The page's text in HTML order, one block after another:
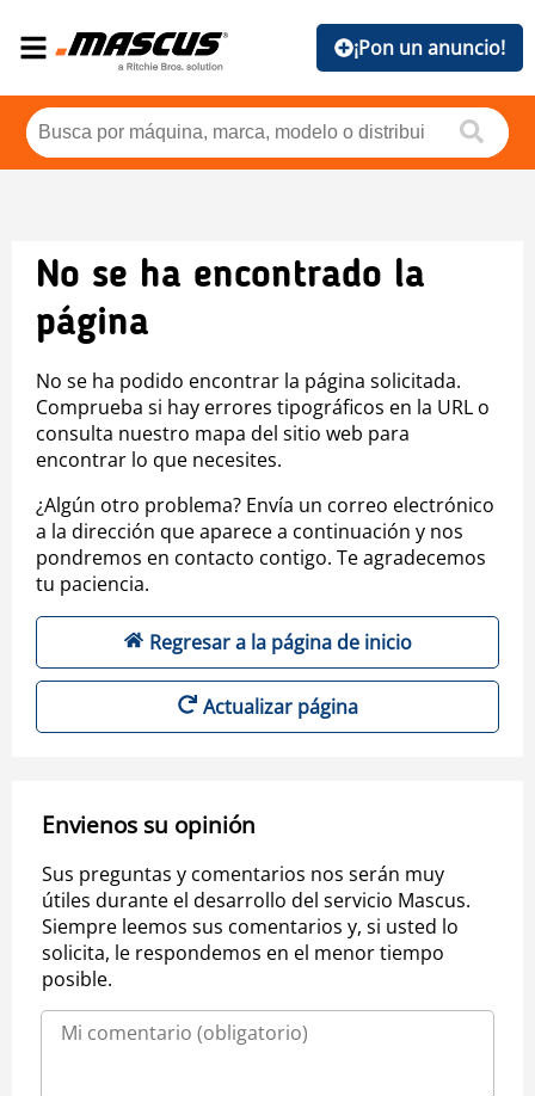
¡Pon un anuncio!
No se ha encontrado la
página
No se ha podido encontrar la página solicitada.
Comprueba si hay errores tipográficos en la URL o
consulta nuestro mapa del sitio web para
encontrar lo que necesites.
¿Algún otro problema? Envía un correo electrónico
a la dirección que aparece a continuación y nos
pondremos en contacto contigo. Te agradecemos
tu paciencia.
Regresar a la página de inicio
Actualizar página
Envienos su opinión
Sus preguntas y comentarios nos serán muy
útiles durante el desarrollo del servicio Mascus.
Siempre leemos sus comentarios y, si usted lo
solicita, le respondemos en el menor tiempo
posible.